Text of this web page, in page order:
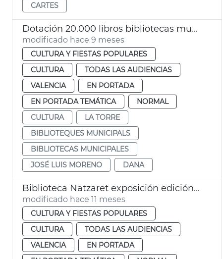
CARTES
Dotación 20.000 libros bibliotecas municipales València
modificado hace 9 meses
CULTURA Y FIESTAS POPULARES
CULTURA
TODAS LAS AUDIENCIAS
VALENCIA
EN PORTADA
EN PORTADA TEMÁTICA
NORMAL
CULTURA
LA TORRE
BIBLIOTEQUES MUNICIPALS
BIBLIOTECAS MUNICIPALES
JOSÉ LUIS MORENO
DANA
Biblioteca Natzaret exposición edición experimental de libros por mujeres
modificado hace 11 meses
CULTURA Y FIESTAS POPULARES
CULTURA
TODAS LAS AUDIENCIAS
VALENCIA
EN PORTADA